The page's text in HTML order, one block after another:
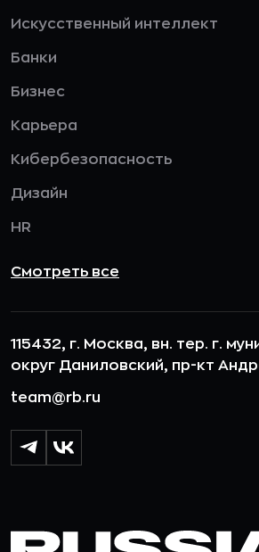
Искусственный интеллект
Банки
Бизнес
Карьера
Кибербезопасность
Дизайн
HR
Смотреть все
115432, г. Москва, вн. тер. г.
округ Даниловский, пр-кт
team@rb.ru